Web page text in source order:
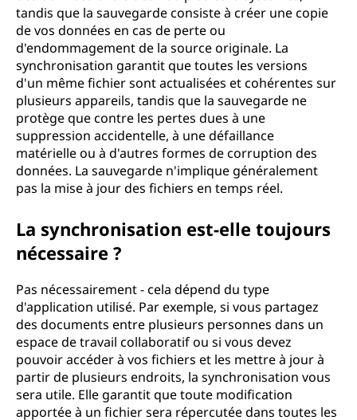
tandis que la sauvegarde consiste à créer une copie
de vos données en cas de perte ou
d'endommagement de la source originale. La
synchronisation garantit que toutes les versions
d'un même fichier sont actualisées et cohérentes sur
plusieurs appareils, tandis que la sauvegarde ne
protège que contre les pertes dues à une
suppression accidentelle, à une défaillance
matérielle ou à d'autres formes de corruption des
données. La sauvegarde n'implique généralement
pas la mise à jour des fichiers en temps réel.
La synchronisation est-elle toujours
nécessaire ?
Pas nécessairement - cela dépend du type
d'application utilisé. Par exemple, si vous partagez
des documents entre plusieurs personnes dans un
espace de travail collaboratif ou si vous devez
pouvoir accéder à vos fichiers et les mettre à jour à
partir de plusieurs endroits, la synchronisation vous
sera utile. Elle garantit que toute modification
apportée à un fichier sera répercutée dans toutes les